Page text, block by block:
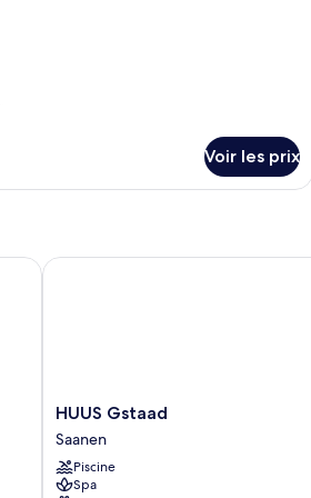
Voir les prix
HUUS
Gstaad
Saanen
HUUS Gstaad
Saanen
Piscine
Spa
HUUS Gstaad